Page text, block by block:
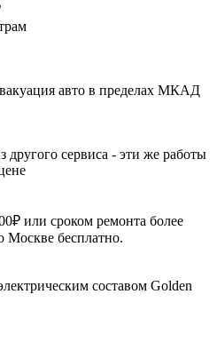
авто в пределах МКАД
другого сервиса - эти же работы
или сроком ремонта более
Москве бесплатно.
составом Golden